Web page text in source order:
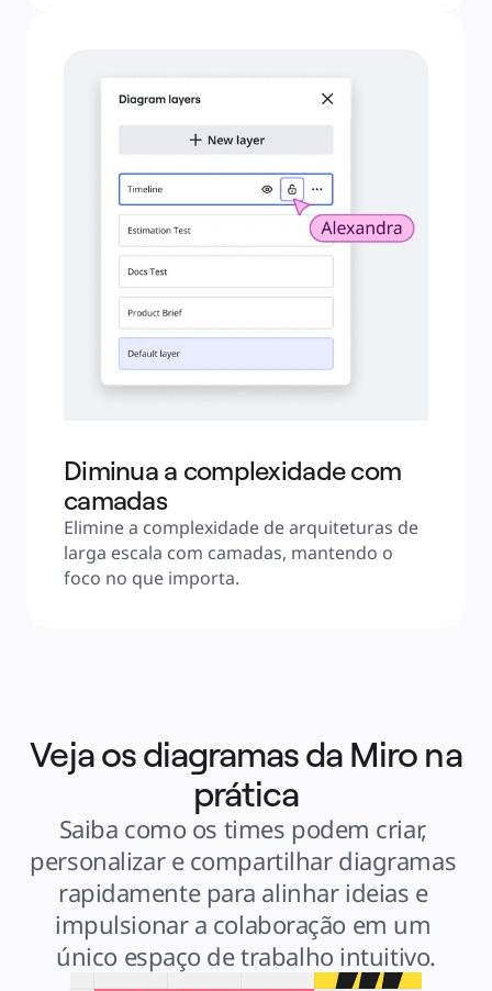
Diminua a complexidade com
camadas
Elimine a complexidade de arquiteturas de
larga escala com camadas, mantendo o
foco no que importa.
Veja os diagramas da Miro na
prática
Saiba como os times podem criar,
personalizar e compartilhar diagramas
rapidamente para alinhar ideias e
impulsionar a colaboração em um
único espaço de trabalho intuitivo.